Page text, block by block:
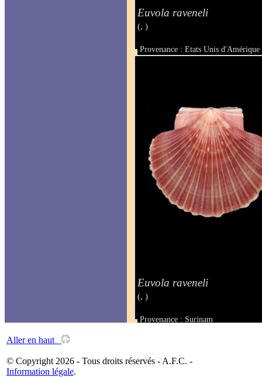
Euvola raveneli
(, )
Provenance : Etats Unis
Taille : 48 x 46 mm
Euvola raveneli
(, )
Provenance : Surinam
Aller en haut
© Copyright 2026 - Tous droits réservés - A.F.C. -
Information légale.